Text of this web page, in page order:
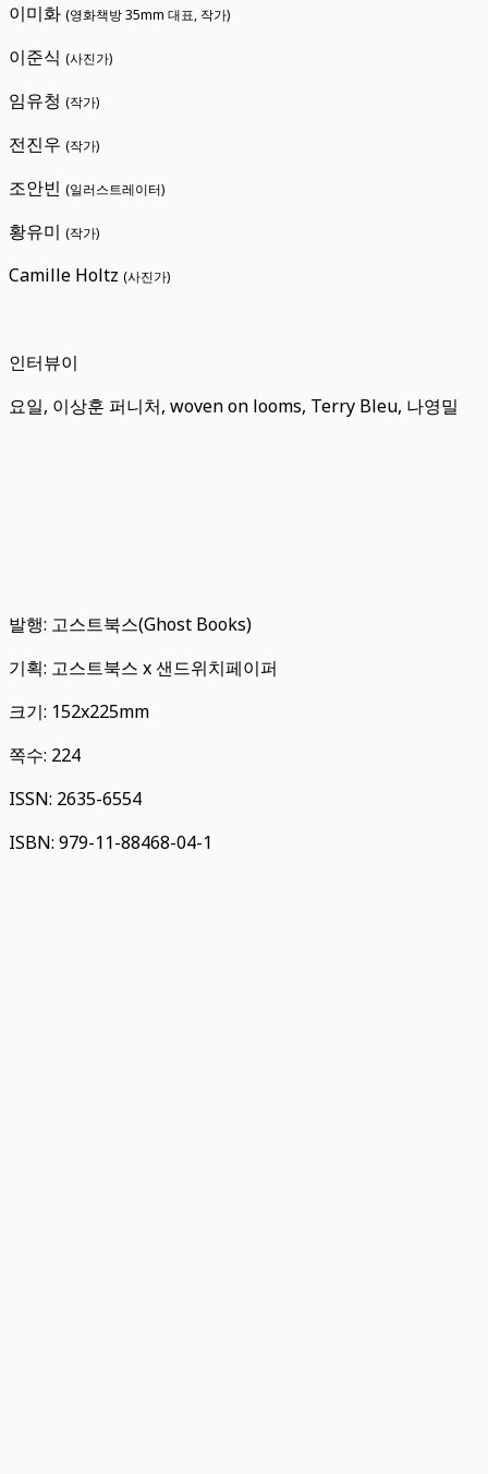
이미화 (영화책방 35mm 대표, 작가)
이준식 (사진가)
임유청 (작가)
전진우 (작가)
조안빈 (일러스트레이터)
황유미 (작가)
Camille Holtz (사진가)
인터뷰이
요일, 이상훈 퍼니처, woven on looms, Terry Bleu, 나영밀
발행: 고스트북스(Ghost Books)
기획: 고스트북스 x 샌드위치페이퍼
크기: 152x225mm
쪽수: 224
ISSN: 2635-6554
ISBN: 979-11-88468-04-1